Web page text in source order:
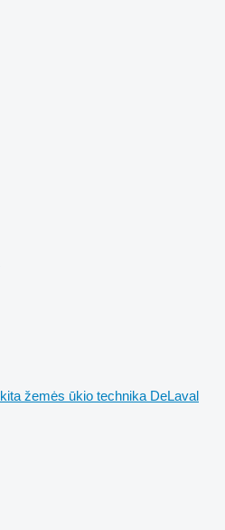
kita žemės ūkio technika DeLaval